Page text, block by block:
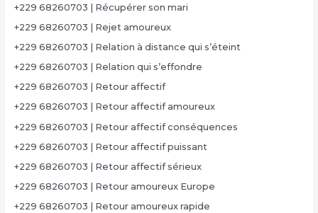
+229 68260703 | Récupérer son mari
+229 68260703 | Rejet amoureux
+229 68260703 | Relation à distance qui s’éteint
+229 68260703 | Relation qui s’effondre
+229 68260703 | Retour affectif
+229 68260703 | Retour affectif amoureux
+229 68260703 | Retour affectif conséquences
+229 68260703 | Retour affectif puissant
+229 68260703 | Retour affectif sérieux
+229 68260703 | Retour amoureux Europe
+229 68260703 | Retour amoureux rapide